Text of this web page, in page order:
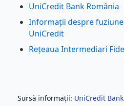
UniCredit Bank România
Informații despre
UniCredit
Rețeaua Intermediari
Sursă informații: UniCredit Bank